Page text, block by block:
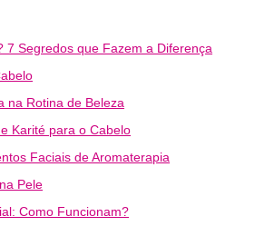
7 Segredos que Fazem a Diferença
na Rotina de Beleza
Karité para o Cabelo
Faciais de Aromaterapia
Pele
Como Funcionam?